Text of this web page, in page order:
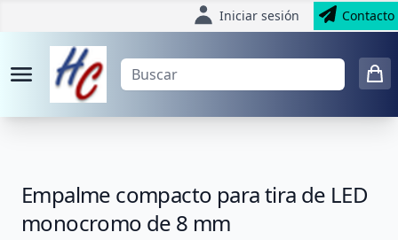
Iniciar sesión Contacto
Empalme compacto para tira de LED
monocromo de 8 mm